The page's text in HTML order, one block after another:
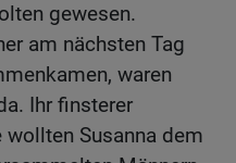
gewesen.
am nächsten Tag
waren
Ihr finsterer
Susanna dem